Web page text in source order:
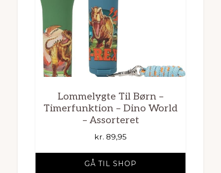
Lommelygte Til Børn –
Timerfunktion – Dino World
– Assorteret
kr. 89,95
GÅ TIL SHOP